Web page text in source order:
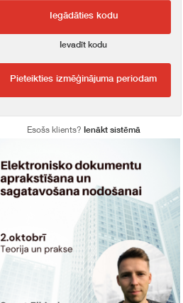
Iegādāties kodu
Ievadīt kodu
Pieteikties izmēģinājuma periodam
Esošs klients? Ienākt sistēmā